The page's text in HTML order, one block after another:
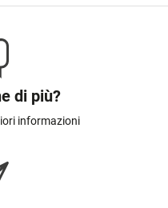
di più?
informazioni